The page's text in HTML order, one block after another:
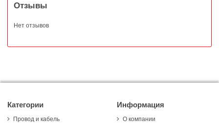
Отзывы
Нет отзывов
Категории
Провод и кабель
Информация
О компании